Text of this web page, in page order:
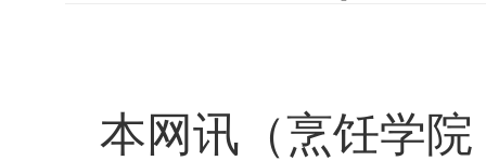
本网讯 （烹饪学院